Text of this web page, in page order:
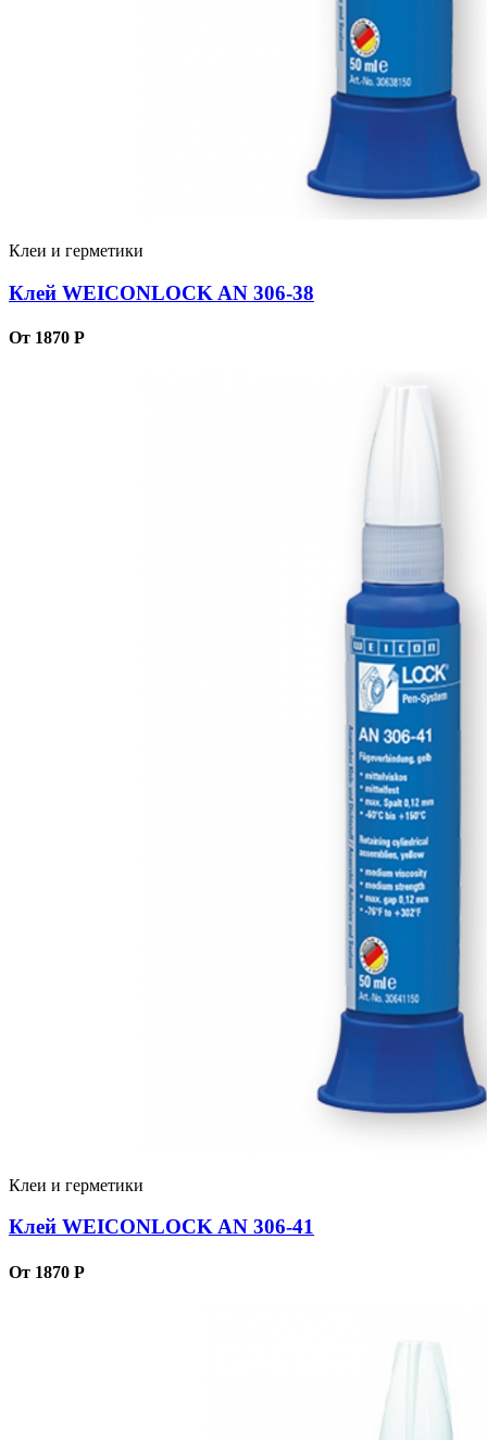
Клеи и герметики
Клей WEICONLOCK AN 306-38
От 1870 Р
Клеи и герметики
Клей WEICONLOCK AN 306-41
От 1870 Р